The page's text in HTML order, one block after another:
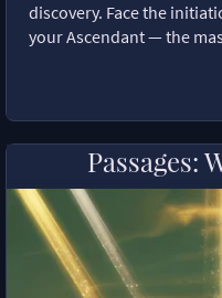
discovery. Face the
your Ascendant — the
Passages: